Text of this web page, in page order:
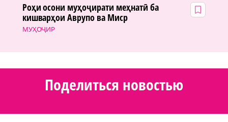
МУҲОҶИР
Роҳи осони муҳоҷирати меҳнатӣ ба
кишварҳои Аврупо ва Миср
Поделиться новостью